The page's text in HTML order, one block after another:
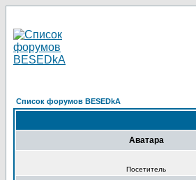
Список форумов BESEDkA
Аватара
Посетитель